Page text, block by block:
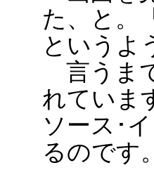
た、と。
というよ
言うま
れていま
ソース･
るのです